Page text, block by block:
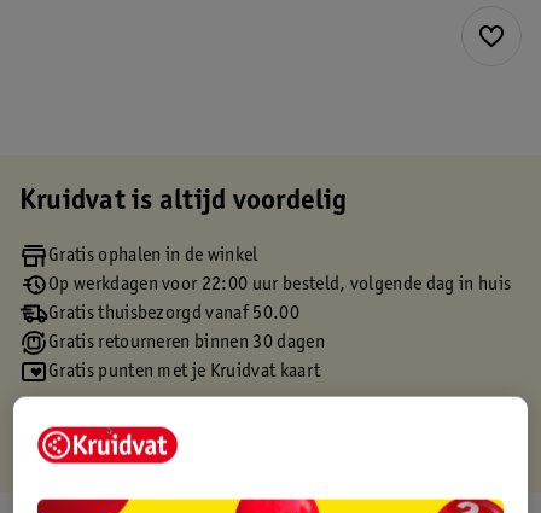
Kruidvat is altijd voordelig
Gratis ophalen in de winkel
Op werkdagen voor 22:00 uur besteld, volgende dag in huis
Gratis thuisbezorgd vanaf 50.00
Gratis retourneren binnen 30 dagen
Gratis punten met je Kruidvat kaart